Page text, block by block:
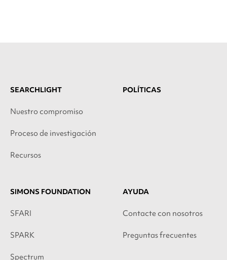
SEARCHLIGHT
Nuestro compromiso
Proceso de investigación
Recursos
POLÍTICAS
SIMONS FOUNDATION
SFARI
SPARK
Spectrum
AYUDA
Contacte con nosotros
Preguntas frecuentes